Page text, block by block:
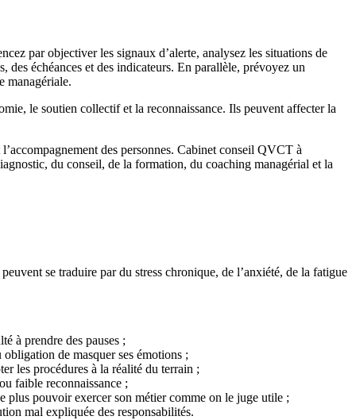
par objectiver les signaux d’alerte, analysez les situations de
échéances et des indicateurs. En parallèle, prévoyez un
managériale.
le soutien collectif et la reconnaissance. Ils peuvent affecter la
des personnes. Cabinet conseil QVCT à
du conseil, de la formation, du coaching managérial et la
se traduire par du stress chronique, de l’anxiété, de la fatigue
à prendre des pauses ;
de masquer ses émotions ;
les procédures à la réalité du terrain ;
faible reconnaissance ;
pouvoir exercer son métier comme on le juge utile ;
mal expliquée des responsabilités.